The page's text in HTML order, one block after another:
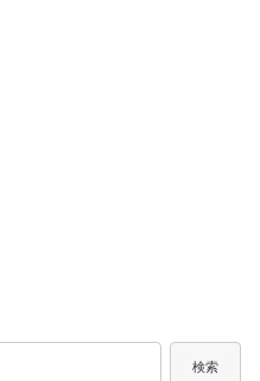
検索